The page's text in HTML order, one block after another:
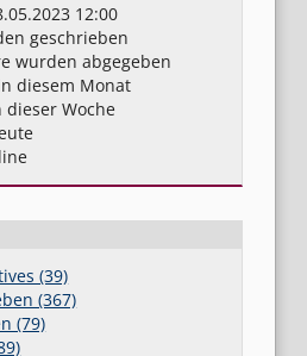
12:00
geschrieben
wurden abgegeben
diesem Monat
Woche
(39)
(367)
(79)